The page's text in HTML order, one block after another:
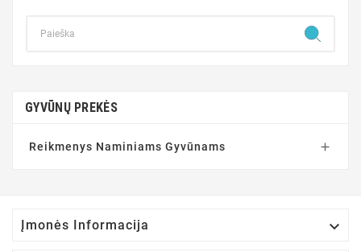
GYVŪNŲ PREKĖS
Reikmenys Naminiams Gyvūnams 
Įmonės Informacija 